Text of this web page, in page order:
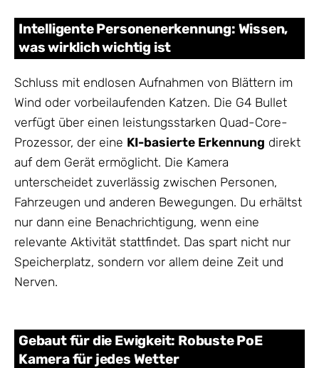
Intelligente Personenerkennung: Wissen,
was wirklich wichtig ist
Schluss mit endlosen Aufnahmen von Blättern im
Wind oder vorbeilaufenden Katzen. Die G4 Bullet
verfügt über einen leistungsstarken Quad-Core-
Prozessor, der eine KI-basierte Erkennung direkt
auf dem Gerät ermöglicht. Die Kamera
unterscheidet zuverlässig zwischen Personen,
Fahrzeugen und anderen Bewegungen. Du erhältst
nur dann eine Benachrichtigung, wenn eine
relevante Aktivität stattfindet. Das spart nicht nur
Speicherplatz, sondern vor allem deine Zeit und
Nerven.
Gebaut für die Ewigkeit: Robuste PoE
Kamera für jedes Wetter